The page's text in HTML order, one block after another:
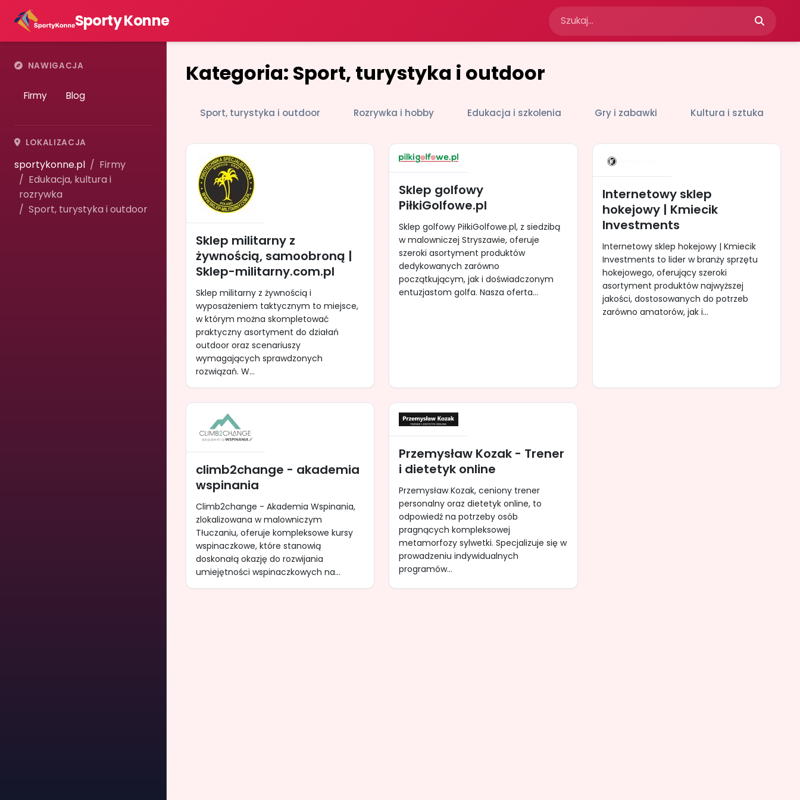
Sporty Konne
NAWIGACJA
Firmy Blog
LOKALIZACJA
sportykonne.pl
Firmy
Edukacja, kultura i
rozrywka
Sport, turystyka i outdoor
Kategoria: Sport, turystyka i outdoor
Sport, turystyka i outdoor Rozrywka i hobby Edukacja i szkolenia Gry i zabawki Kultura i sztuka
Sklep militarny z
żywnością, samoobroną |
Sklep-militarny.com.pl
Sklep militarny z żywnością i
wyposażeniem taktycznym to miejsce,
w którym można skompletować
praktyczny asortyment do działań
outdoor oraz scenariuszy
wymagających sprawdzonych
rozwiązań. W...
Sklep golfowy
PiłkiGolfowe.pl
Sklep golfowy PiłkiGolfowe.pl, z siedzibą
w malowniczej Stryszawie, oferuje
szeroki asortyment produktów
dedykowanych zarówno
początkującym, jak i doświadczonym
entuzjastom golfa. Nasza oferta...
Internetowy sklep
hokejowy | Kmiecik
Investments
Internetowy sklep hokejowy | Kmiecik
Investments to lider w branży sprzętu
hokejowego, oferujący szeroki
asortyment produktów najwyższej
jakości, dostosowanych do potrzeb
zarówno amatorów, jak i...
climb2change - akademia
wspinania
Climb2change - Akademia Wspinania,
zlokalizowana w malowniczym
Tłuczaniu, oferuje kompleksowe kursy
wspinaczkowe, które stanowią
doskonałą okazję do rozwijania
umiejętności wspinaczkowych na...
Przemysław Kozak - Trener
i dietetyk online
Przemysław Kozak, ceniony trener
personalny oraz dietetyk online, to
odpowiedź na potrzeby osób
pragnących kompleksowej
metamorfozy sylwetki. Specjalizuje się w
prowadzeniu indywidualnych
programów...